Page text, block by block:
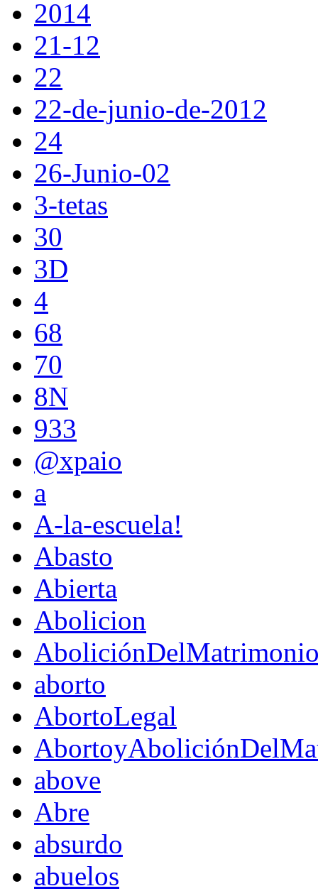
2014
21-12
22
22-de-junio-de-2012
24
26-Junio-02
3-tetas
30
3D
4
68
70
8N
933
@xpaio
a
A-la-escuela!
Abasto
Abierta
Abolicion
aborto
AbortoLegal
above
Abre
absurdo
abuelos